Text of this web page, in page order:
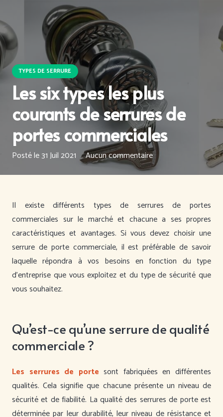
TYPES DE SERRURE
Les six types les plus
courants de serrures de
portes commerciales
Posté le31 Juil 2021 Aucun commentaire
Il existe différents types de serrures de portes
commerciales sur le marché et chacune a ses propres
caractéristiques et avantages. Si vous devez choisir une
serrure de porte commerciale, il est préférable de savoir
laquelle répondra à vos besoins en fonction du type
d’entreprise que vous exploitez et du type de sécurité que
vous souhaitez.
Qu’est-ce qu’une serrure de qualité
commerciale ?
Les serrures de portesont fabriquées en différentes
qualités. Cela signifie que chacune présente un niveau de
sécurité et de fiabilité. La qualité des serrures de porte est
déterminée par leur durabilité, leur niveau de résistance et